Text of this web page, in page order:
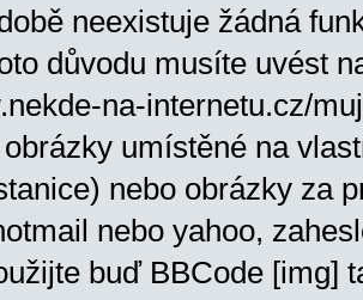
neexistuje žádná
důvodu musíte uvést
na-internetu.cz/
umístěné na
nebo obrázky za
nebo yahoo,
buď BBCode [img]